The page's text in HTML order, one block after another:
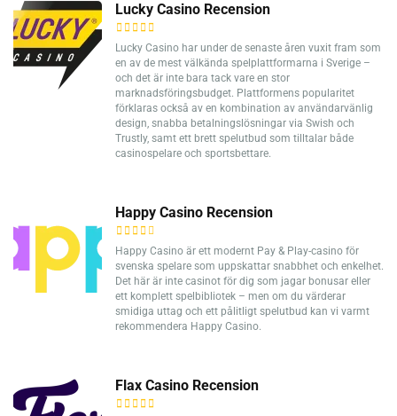
Lucky Casino Recension
Lucky Casino har under de senaste åren vuxit fram som
en av de mest välkända spelplattformarna i Sverige –
och det är inte bara tack vare en stor
marknadsföringsbudget. Plattformens popularitet
förklaras också av en kombination av användarvänlig
design, snabba betalningslösningar via Swish och
Trustly, samt ett brett spelutbud som tilltalar både
casinospelare och sportsbettare.
Happy Casino Recension
Happy Casino är ett modernt Pay & Play-casino för
svenska spelare som uppskattar snabbhet och enkelhet.
Det här är inte casinot för dig som jagar bonusar eller
ett komplett spelbibliotek – men om du värderar
smidiga uttag och ett pålitligt spelutbud kan vi varmt
rekommendera Happy Casino.
Flax Casino Recension